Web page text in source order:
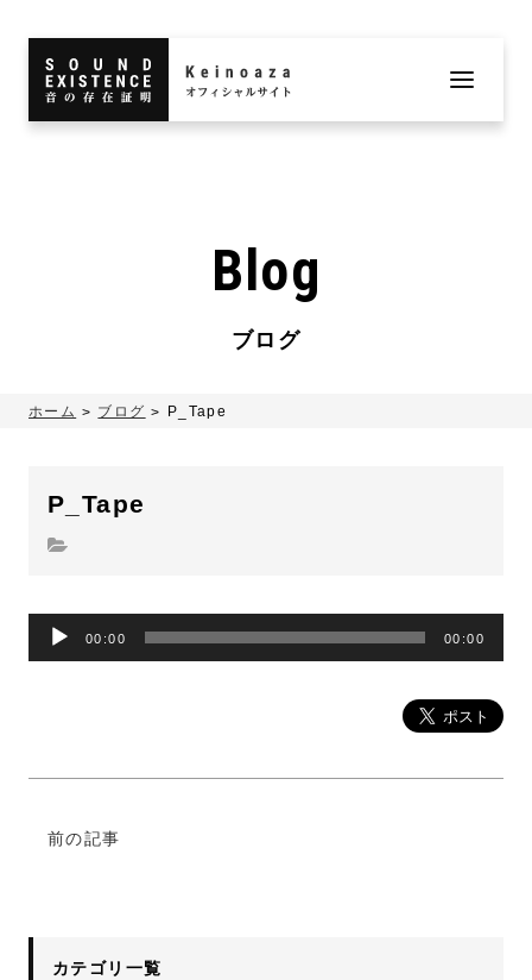
Blog
ブログ
ホーム ブログ P_Tape
P_Tape
音
00:00 00:00
前の記事
カテゴリ一覧